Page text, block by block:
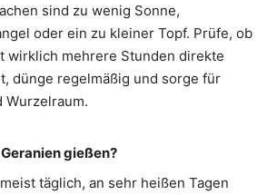
sind zu wenig Sonne,
oder ein zu kleiner Topf. Prüfe, ob
wirklich mehrere Stunden direkte
dünge regelmäßig und sorge für
Wurzelraum.
gießen?
täglich, an sehr heißen Tagen